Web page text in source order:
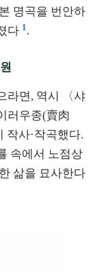
명곡을 번안하
다 1 .
라면, 역시 〈샤
러우종(賣肉
작사·작곡했다.
속에서 노점상
삶을 묘사한다